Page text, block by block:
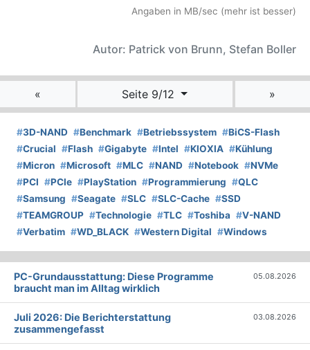
Angaben in MB/sec (mehr ist besser)
Autor: Patrick von Brunn, Stefan Boller
« Seite 9/12 »
#3D-NAND #Benchmark #Betriebssystem #BiCS-Flash
#Crucial #Flash #Gigabyte #Intel #KIOXIA #Kühlung
#Micron #Microsoft #MLC #NAND #Notebook #NVMe
#PCI #PCIe #PlayStation #Programmierung #QLC
#Samsung #Seagate #SLC #SLC-Cache #SSD
#TEAMGROUP #Technologie #TLC #Toshiba #V-NAND
#Verbatim #WD_BLACK #Western Digital #Windows
PC-Grundausstattung: Diese Programme
braucht man im Alltag wirklich
05.08.2026
Juli 2026: Die Bericht­erstattung
zusammengefasst
03.08.2026